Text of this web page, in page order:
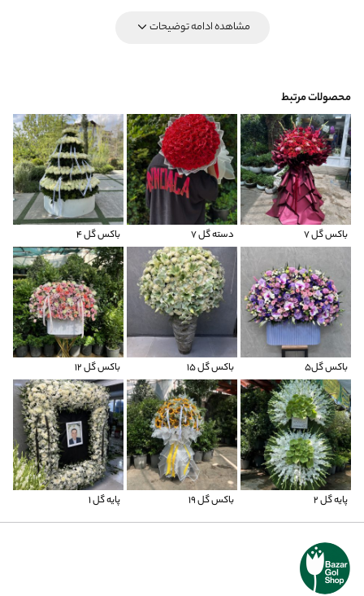
مشاهده ادامه توضیحات
محصولات مرتبط
باکس گل ۷ دسته گل 7 باکس گل 4
باکس گل5 باکس گل ۱۵ باکس گل 12
پایه گل ۲ باکس گل ۱۹ پایه گل 1